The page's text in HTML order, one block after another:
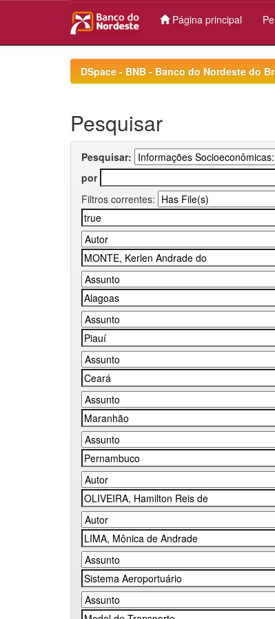
Página principal
DSpace - BNB - Banco do Nordeste do
Pesquisar
Pesquisar:
por
Filtros correntes: